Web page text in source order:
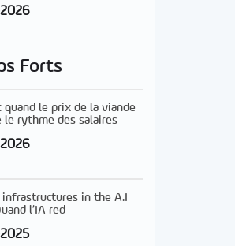
Forts
quand le prix de la viande
le rythme des salaires
infrastructures in the A.I
l’IA red